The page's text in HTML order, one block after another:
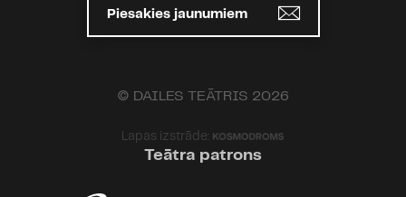
Piesakies jaunumiem
© DAILES TEĀTRIS 2026
Lapas izstrāde:
Teātra patrons